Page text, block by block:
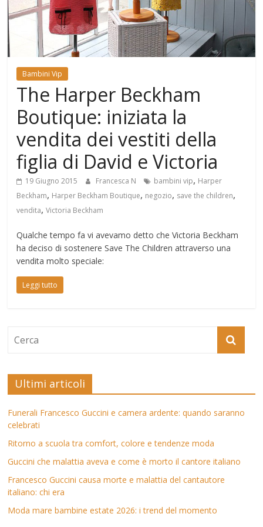
Mondo
Bambini Vip
The Harper Beckham
Boutique: iniziata la
vendita dei vestiti della
figlia di David e Victoria
19 Giugno 2015 Francesca N bambini vip, Harper
Beckham, Harper Beckham Boutique, negozio, save the children,
vendita,Victoria Beckham
Qualche tempo fa vi avevamo detto che Victoria Beckham
ha deciso di sostenere Save The Children attraverso una
vendita molto speciale:
Leggi tutto
Ultimi articoli
Funerali Francesco Guccini e camera ardente: quando saranno
celebrati
Ritorno a scuola tra comfort, colore e tendenze moda
Guccini che malattia aveva e come è morto il cantore italiano
Francesco Guccini causa morte e malattia del cantautore
italiano: chi era
Moda mare bambine estate 2026: i trend del momento